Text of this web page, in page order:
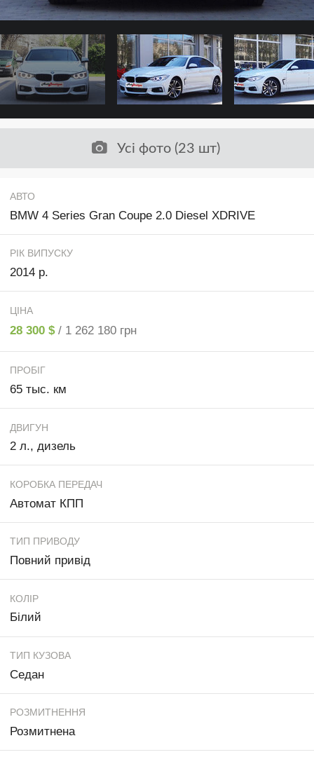
Усі фото (23 шт)
АВТО
BMW 4 Series Gran Coupe 2.0 Diesel XDRIVE
РІК ВИПУСКУ
2014 р.
ЦІНА
28 300 $ / 1 262 180 грн
ПРОБІГ
65 тыс. км
ДВИГУН
2 л., дизель
КОРОБКА ПЕРЕДАЧ
Автомат КПП
ТИП ПРИВОДУ
Повний привід
КОЛІР
Білий
ТИП КУЗОВА
Седан
РОЗМИТНЕННЯ
Розмитнена